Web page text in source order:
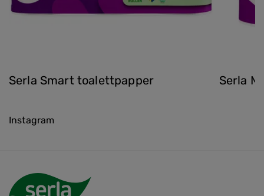
Serla Smart toalettpapper Serla
Instagram